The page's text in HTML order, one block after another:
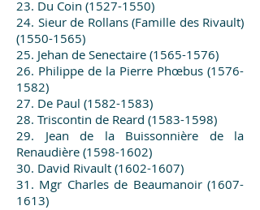
23. Du Coin (1527-1550)
24. Sieur de Rollans (Famille des Rivault)
(1550-1565)
25. Jehan de Senectaire (1565-1576)
26. Philippe de la Pierre Phœbus (1576-
1582)
27. De Paul (1582-1583)
28. Triscontin de Reard (1583-1598)
29. Jean de la Buissonnière de la
Renaudière (1598-1602)
30. David Rivault (1602-1607)
31. Mgr Charles de Beaumanoir (1607-
1613)